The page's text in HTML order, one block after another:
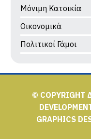
Μόνιμη Κατοικία
Οικονομικά
Πολιτικοί Γάμοι
© COPYRIGHT
GRAPHICS